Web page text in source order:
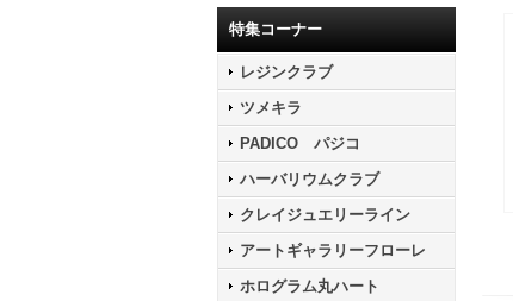
特集コーナー
レジンクラブ
ツメキラ
PADICO パジコ
ハーバリウムクラブ
クレイジュエリーライン
アートギャラリーフローレ
ホログラム丸ハート